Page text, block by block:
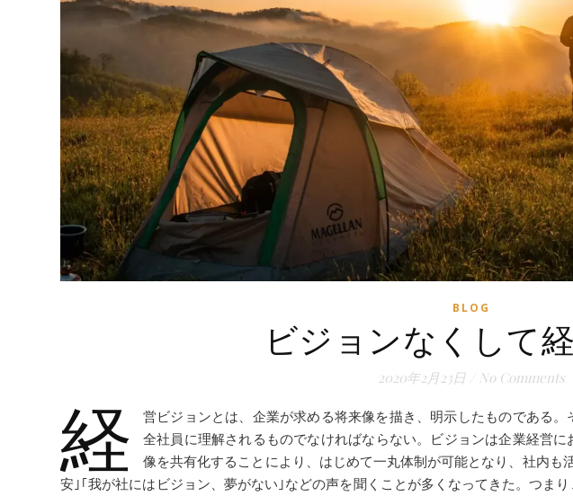
BLOG
ビジョンなくして
2020年2月23日 No Comments
経
営ビジョンとは、企業が求める将来像を描き、明示したものである。
全社員に理解されるものでなければならない。ビジョンは企業経営
像を共有化することにより、はじめて一丸体制が可能となり、社内も
安｣｢我が社にはビジョン、夢がない｣などの声を聞くことが多くなってきた。つま